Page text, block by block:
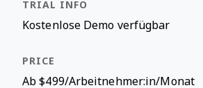
Kostenlose Demo verfügbar
Ab $499/Arbeitnehmer:in/Monat